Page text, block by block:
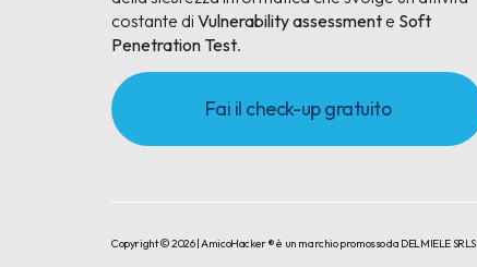
costante di Vulnerability assessmente Soft
Penetration Test.
Fai il check-up gratuito
Copyright © 2026 | AmicoHacker ® è un marchio promosso da DELMIELE SRLS